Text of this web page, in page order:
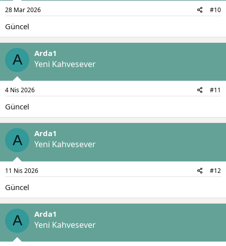
28 Mar 2026 #10
Güncel
A Arda1
Yeni Kahvesever
4 Nis 2026 #11
Güncel
A Arda1
Yeni Kahvesever
11 Nis 2026 #12
Güncel
A Arda1
Yeni Kahvesever